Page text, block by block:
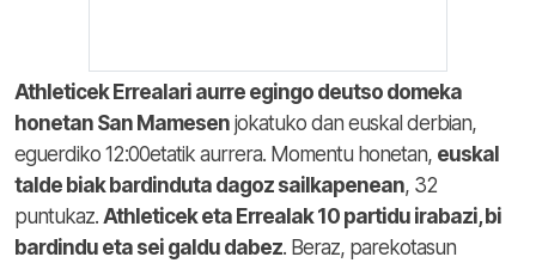
Athleticek Errealari aurre egingo deutso domeka
honetan San Mamesen jokatuko dan euskal derbian,
eguerdiko 12:00etatik aurrera. Momentu honetan, euskal
talde biak bardinduta dagoz sailkapenean, 32
puntukaz. Athleticek eta Errealak 10 partidu irabazi, bi
bardindu eta sei galdu dabez. Beraz, parekotasun